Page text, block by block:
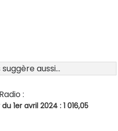
aussi...
:
1er avril 2024 : 1 016,05